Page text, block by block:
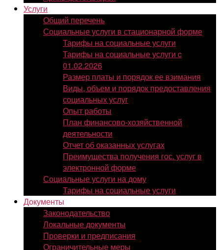
Услуги
Общий перечень
Социальные услуги в стационарной форме
Тарифы на социальные услуги
Тарифы на социальные услуги c
01.02.2026
Размер платы и порядок ее взимания
Виды, объем и порядок предоставления
социальных услуг
Опыт работы
План финансово-хозяйственной
деятельности
Отчет об оказанных услугах
Преимущества получения гос. услуг в
электронной форме
Социальные услуги на дому
Тарифы на социальные услуги
Документы
Законодательство
Локальные документы
Проверки и предписания
Ограничительные меры